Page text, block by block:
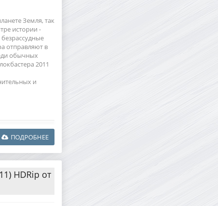
Земля, так
истории -
отправляют в
обычных
2011
и
ПОДРОБНЕЕ
HDRip от